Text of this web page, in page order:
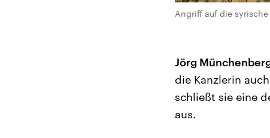
Angriff auf die
Jörg
die Kanzlerin
schließt sie eine
aus.